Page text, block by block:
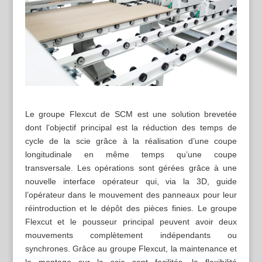
Le groupe Flexcut de SCM est une solution brevetée
dont l’objectif principal est la réduction des temps de
cycle de la scie grâce à la réalisation d’une coupe
longitudinale en même temps qu’une coupe
transversale. Les opérations sont gérées grâce à une
nouvelle interface opérateur qui, via la 3D, guide
l’opérateur dans le mouvement des panneaux pour leur
réintroduction et le dépôt des pièces finies. Le groupe
Flexcut et le pousseur principal peuvent avoir deux
mouvements complètement indépendants ou
synchrones. Grâce au groupe Flexcut, la maintenance et